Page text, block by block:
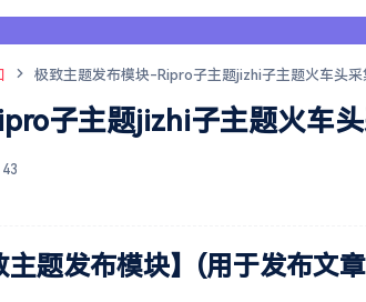
极致主题发布模块-Ripro子主题jizhi子主题火车头采
子主题jizhi子主题火车
43
题发布模块】(用于发布文